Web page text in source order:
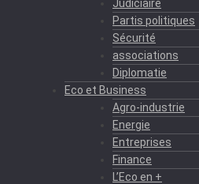
Judiciaire
Partis politiques
Sécurité
associations
Diplomatie
Eco et Business
Agro-industrie
Energie
Entreprises
Finance
L’Eco en +